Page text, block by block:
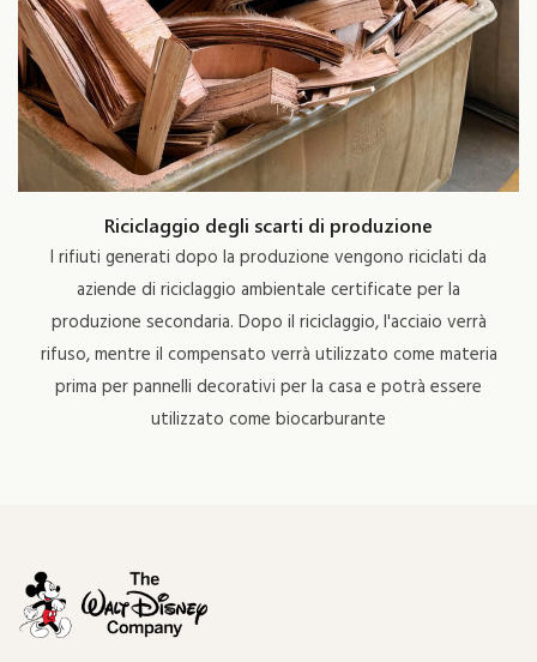
Riciclaggio degli scarti di produzione
I rifiuti generati dopo la produzione vengono riciclati da
aziende di riciclaggio ambientale certificate per la
produzione secondaria. Dopo il riciclaggio, l'acciaio verrà
rifuso, mentre il compensato verrà utilizzato come materia
prima per pannelli decorativi per la casa e potrà essere
utilizzato come biocarburante